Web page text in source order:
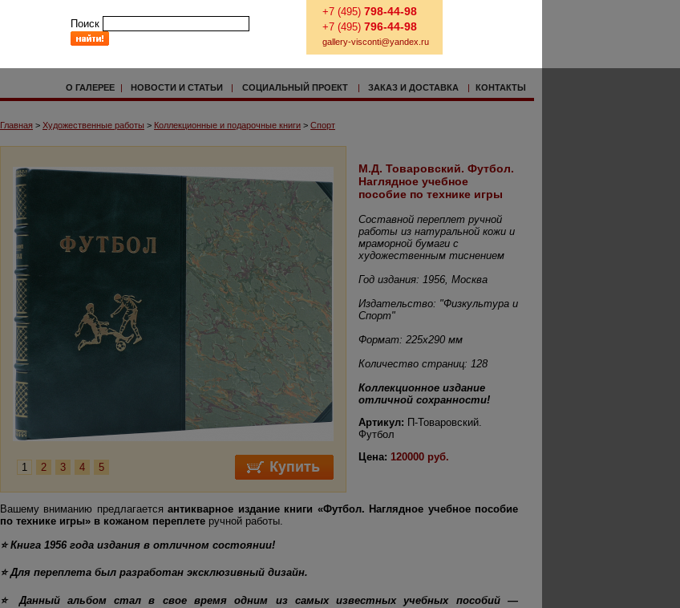
Поиск
+7 (495) 798-44-98
+7 (495) 796-44-98
gallery-visconti@yandex.ru
О ГАЛЕРЕЕ | НОВОСТИ И СТАТЬИ | СОЦИАЛЬНЫЙ ПРОЕКТ | ЗАКАЗ И ДОСТАВКА | КОНТАКТЫ
Главная > Художественные работы > Коллекционные и подарочные книги > Спорт
1 2 3 4 5
М.Д. Товаровский. Футбол.
Наглядное учебное
пособие по технике игры
Составной переплет ручной
работы из натуральной кожи и
мраморной бумаги с
художественным тиснением
Год издания: 1956, Москва
Издательство: "Физкультура и
Спорт"
Формат: 225х290 мм
Количество страниц: 128
Коллекционное издание
отличной сохранности!
Артикул: П-Товаровский.
Футбол
Цена: 120000 руб.
Вашему вниманию предлагаетсяантикварное издание книги «Футбол. Наглядное учебное пособие
по технике игры» в кожаном переплете ручной работы.
⭐ Книга 1956 года издания в отличном состоянии!
⭐ Для переплета был разработан эксклюзивный дизайн.
⭐ Данный альбом стал в свое время одним из самых известных учебных пособий —